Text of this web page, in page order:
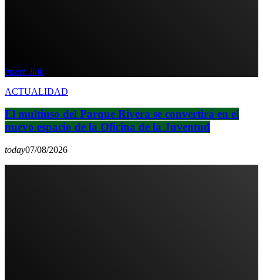
insert_link
ACTUALIDAD
El multiuso del Parque Rivera se convertirá en el
nuevo espacio de la Oficina de la Juventud
today07/08/2026